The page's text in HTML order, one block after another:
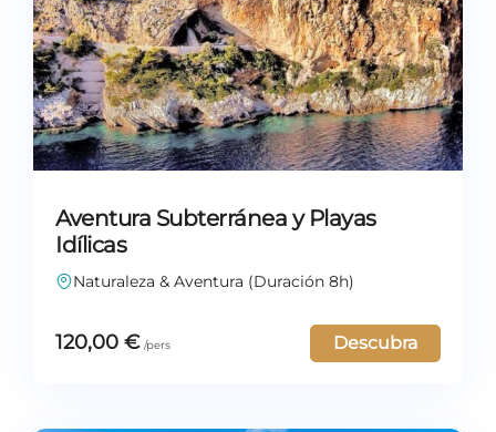
Aventura Subterránea y Playas
Idílicas
Naturaleza & Aventura (Duración 8h)
120,00 € Descubra